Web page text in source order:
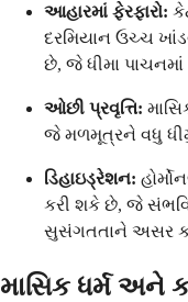
આહારમાં ફેરફારો:
દરમિયાન ઉચ્ચ
છે, જે ધીમા
ઓછી પ્રવૃત્તિ:
જે મળમૂત્રને વધુ
ડિહાઇડ્રેશન:
કરી શકે છે, જે
સુસંગતતાને અસર
માસિક ધર્મ અને